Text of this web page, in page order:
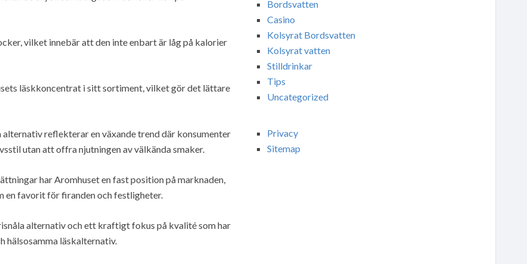
vilket innebär att den inte enbart är låg på kalorier
läskkoncentrat i sitt sortiment, vilket gör det lättare
reflekterar en växande trend där konsumenter
utan att offra njutningen av välkända smaker.
har Aromhuset en fast position på marknaden,
en favorit för firanden och festligheter.
alternativ och ett kraftigt fokus på kvalité som har
hälsosamma läskalternativ.
Bordsvatten
Casino
Kolsyrat Bordsvatten
Kolsyrat vatten
Stilldrinkar
Tips
Uncategorized
Privacy
Sitemap